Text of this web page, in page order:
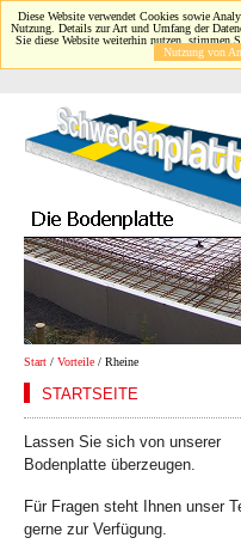
Diese Website verwendet Cookies sowie
Nutzung. Details zur Art und Umfang der
Sie diese Website weiterhin nutzen, stimmen
Nutzung von
Start / Vorteile / Rheine
STARTSEITE
Lassen Sie sich von unserer
Bodenplatte überzeugen.
Für Fragen steht Ihnen unser
gerne zur Verfügung.